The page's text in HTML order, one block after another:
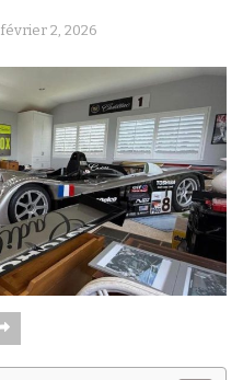
février 2, 2026